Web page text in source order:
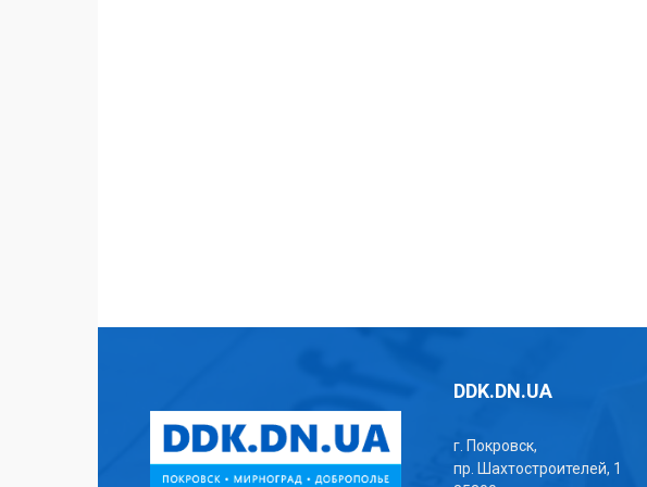
DDK.DN.UA
г. Покровск,
пр. Шахтостроителей, 1